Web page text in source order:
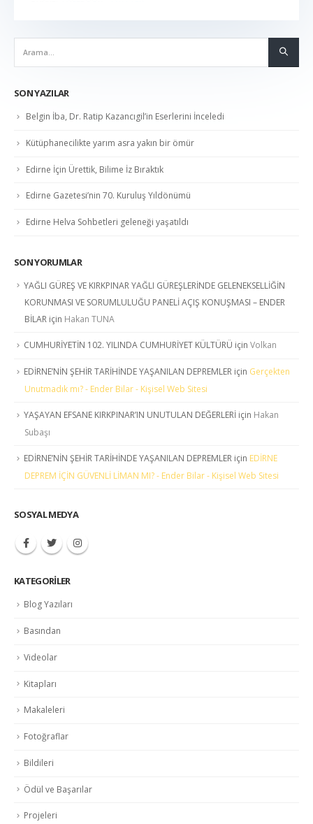
SON YAZILAR
Belgin İba, Dr. Ratip Kazancıgil’in Eserlerini İnceledi
Kütüphanecilikte yarım asra yakın bir ömür
Edirne İçin Ürettik, Bilime İz Bıraktık
Edirne Gazetesi’nin 70. Kuruluş Yıldönümü
Edirne Helva Sohbetleri geleneği yaşatıldı
SON YORUMLAR
YAĞLI GÜREŞ VE KIRKPINAR YAĞLI GÜREŞLERİNDE GELENEKSELLİĞİN
KORUNMASI VE SORUMLULUĞU PANELİ AÇIŞ KONUŞMASI – ENDER
BİLAR için Hakan TUNA
CUMHURİYETİN 102. YILINDA CUMHURİYET KÜLTÜRÜ için Volkan
EDİRNE’NİN ŞEHİR TARİHİNDE YAŞANILAN DEPREMLER için Gerçekten
Unutmadık mı? - Ender Bilar - Kişisel Web Sitesi
YAŞAYAN EFSANE KIRKPINAR’IN UNUTULAN DEĞERLERİ için Hakan
Subaşı
EDİRNE’NİN ŞEHİR TARİHİNDE YAŞANILAN DEPREMLER için EDİRNE
DEPREM İÇİN GÜVENLİ LİMAN MI? - Ender Bilar - Kişisel Web Sitesi
SOSYAL MEDYA
KATEGORILER
Blog Yazıları
Basından
Videolar
Kitapları
Makaleleri
Fotoğraflar
Bildileri
Ödül ve Başarılar
Projeleri